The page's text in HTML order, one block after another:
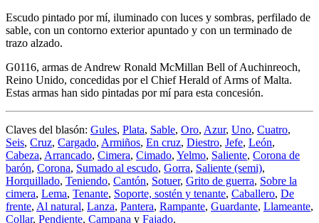
Escudo pintado por mí, iluminado con luces y sombras, perfilado de
sable, con un contorno exterior apuntado y con un terminado de
trazo alzado.
G0116, armas de Andrew Ronald McMillan Bell of Auchinreoch,
Reino Unido, concedidas por el Chief Herald of Arms of Malta.
Estas armas han sido pintadas por mí para esta concesión.
Claves del blasón: Gules, Plata, Sable, Oro, Azur, Uno, Cuatro,
Seis, Cruz, Cargado, Armiños, En cruz, Diestro, Jefe, León,
Cabeza, Arrancado, Cimera, Cimado, Yelmo, Saliente, Corona de
barón, Corona, Sumado al escudo, Gorra, Saliente (semi),
Horquillado, Teniendo, Cantón, Sotuer, Grito de guerra, Sobre la
cimera, Lema, Tenante, Soporte, sostén y tenante, Caballero, De
frente, Al natural, Lanza, Pantera, Rampante, Guardante, Llameante,
Collar, Pendiente, Campana y Fajado.